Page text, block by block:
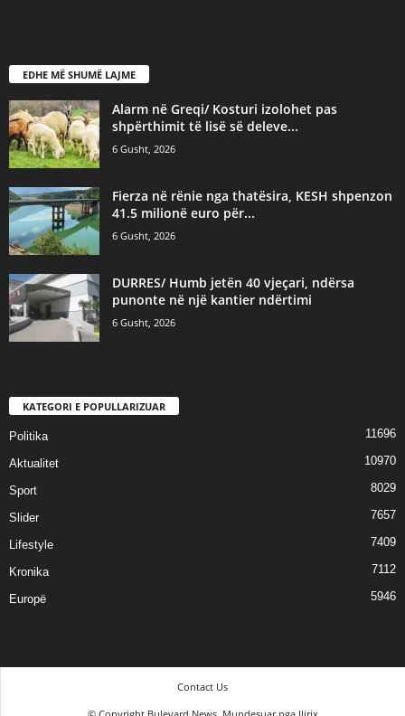
EDHE MË SHUMË LAJME
Alarm në Greqi/ Kosturi izolohet pas
shpërthimit të lisë së deleve...
6 Gusht, 2026
Fierza në rënie nga thatësira, KESH shpenzon
41.5 milionë euro për...
6 Gusht, 2026
DURRES/ Humb jetën 40 vjeçari, ndërsa
punonte në një kantier ndërtimi
6 Gusht, 2026
KATEGORI E POPULLARIZUAR
Politika 11696
Aktualitet 10970
Sport 8029
Slider 7657
Lifestyle 7409
Kronika 7112
Europë 5946
Contact Us